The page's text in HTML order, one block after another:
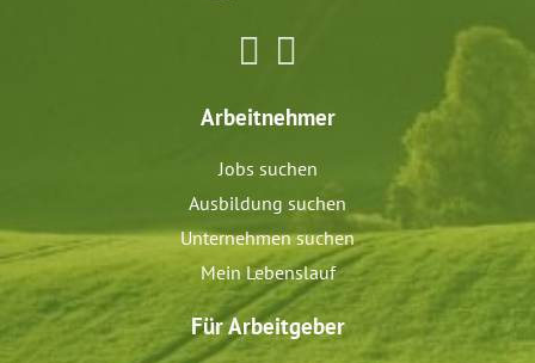
Arbeitnehmer
Jobs suchen
Ausbildung suchen
Unternehmen suchen
Mein Lebenslauf
Für Arbeitgeber